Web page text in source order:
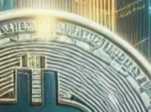
des événements,
en bourse
connaissent un